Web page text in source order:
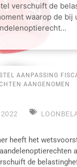
verschuift de
waarop de bij
AANPASSING
AANGENOMEN
heeft het
de